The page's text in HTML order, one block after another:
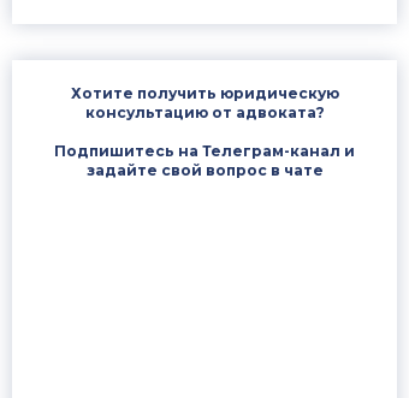
Хотите получить юридическую
консультацию от адвоката?
Подпишитесь на Телеграм-канал и
задайте свой вопрос в чате